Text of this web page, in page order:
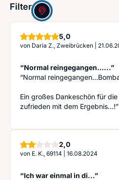
Filter:
5,0Sterne
von Daria Z., Zweibrücken
“Normal reingegangen…...”
“Normal
Ein großes Dankeschön für
zufrieden mit dem Ergebnis…!”
2,0Sterne
von E. K., 69114 16.08.2024
“Ich war einmal in di...”